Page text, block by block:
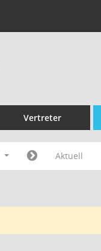
Vertreter
Aktuell